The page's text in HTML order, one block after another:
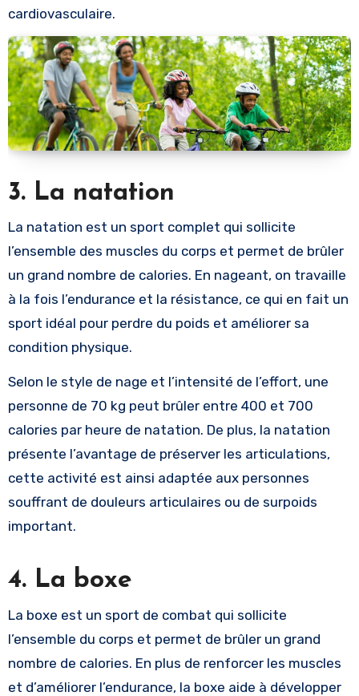
cardiovasculaire.
3. La natation
La natation est un sport complet qui sollicite
l’ensemble des muscles du corps et permet de brûler
un grand nombre de calories. En nageant, on travaille
à la fois l’endurance et la résistance, ce qui en fait un
sport idéal pour perdre du poids et améliorer sa
condition physique.
Selon le style de nage et l’intensité de l’effort, une
personne de 70 kg peut brûler entre 400 et 700
calories par heure de natation. De plus, la natation
présente l’avantage de préserver les articulations,
cette activité est ainsi adaptée aux personnes
souffrant de douleurs articulaires ou de surpoids
important.
4. La boxe
La boxe est un sport de combat qui sollicite
l’ensemble du corps et permet de brûler un grand
nombre de calories. En plus de renforcer les muscles
et d’améliorer l’endurance, la boxe aide à développer